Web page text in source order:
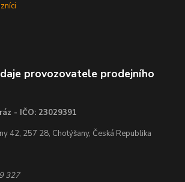
provozovatele prodejního
- IČO: 23029391
42, 257 28, Chotýšany, Česká Republika
327